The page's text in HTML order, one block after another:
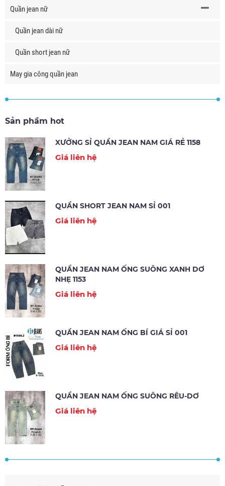
Quần jean nữ
Quần jean dài nữ
Quần short jean nữ
May gia công quần jean
Sản phẩm hot
XƯỞNG SỈ QUẦN JEAN NAM GIÁ RẺ 1158
Giá liên hệ
QUẦN SHORT JEAN NAM SỈ 001
Giá liên hệ
QUẦN JEAN NAM ỐNG SUÔNG XANH DƠ
NHẸ 1153
Giá liên hệ
QUẦN JEAN NAM ỐNG BÍ GIÁ SỈ 001
Giá liên hệ
QUẦN JEAN NAM ỐNG SUÔNG RÊU-DƠ
Giá liên hệ